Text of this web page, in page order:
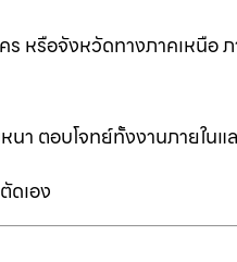
หรือจังหวัดทางภาคเหนือ
า ตอบโจทย์ทั้งงานภายในแ
ดเอง